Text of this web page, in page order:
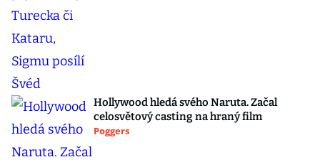
Hollywood hledá svého Naruta. Začal
celosvětový casting na hraný film
Poggers